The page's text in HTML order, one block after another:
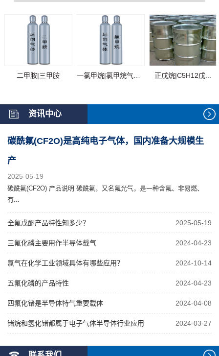
二甲胺|三甲胺 正戊烷|C5H12戊...
资讯中心
碳酰氟(CF2O)是高纯电子气体，国内准备大规模生
产
2025-05-19
碳酰氟(CF2O) 产品说明 碳酰氟，又名氟光气，是一种含氟、非易燃、
有...
全氟戊酮产品特性知多少？ 2025-05-19
三氟化磷主要用作半导体载气 2024-04-23
氯气在化学工业领域具体有哪些应用？ 2024-10-14
五氟化磷的产品特性 2024-04-23
四氟化锗是半导体特气重要载体 2024-04-08
锗烷和氢化锗都属于电子气体半导体行业应用 2024-03-27